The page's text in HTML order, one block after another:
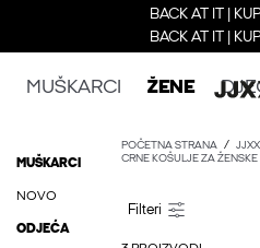
BACK AT IT |
BACK AT IT |
MUŠKARCI ŽENE
MUŠKARCI
NOVO
ODJEĆA
POČETNA STRANA JJXX
CRNE KOŠULJE ZA ŽENSKE